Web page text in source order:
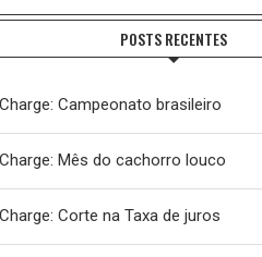
POSTS RECENTES
Campeonato brasileiro
Mês do cachorro louco
Corte na Taxa de juros